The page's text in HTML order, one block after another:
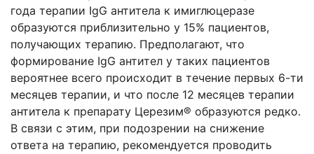
года терапии IgG антитела к имиглюцеразе
образуются приблизительно у 15% пациентов,
получающих терапию. Предполагают, что
формирование IgG антител у таких пациентов
вероятнее всего происходит в течение первых 6-ти
месяцев терапии, и что после 12 месяцев терапии
антитела к препарату Церезим® образуются редко.
В связи с этим, при подозрении на снижение
ответа на терапию, рекомендуется проводить